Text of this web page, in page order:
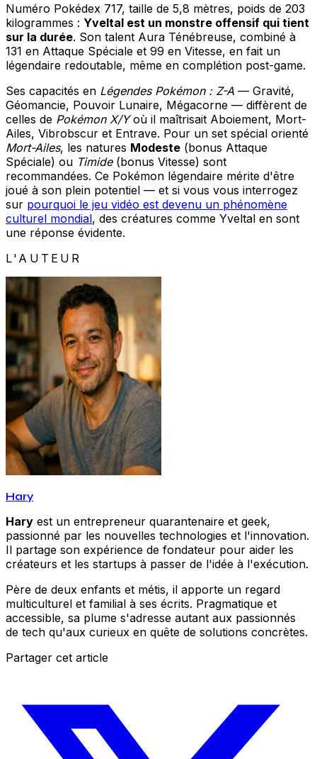
Numéro Pokédex 717, taille de 5,8 mètres, poids de 203
kilogrammes : Yveltal est un monstre offensif qui tient
sur la durée. Son talent Aura Ténébreuse, combiné à
131 en Attaque Spéciale et 99 en Vitesse, en fait un
légendaire redoutable, même en complétion post-game.
Ses capacités en Légendes Pokémon : Z-A — Gravité,
Géomancie, Pouvoir Lunaire, Mégacorne — diffèrent de
celles de Pokémon X/Yoù il maîtrisait Aboiement, Mort-
Ailes, Vibrobscur et Entrave. Pour un set spécial orienté
Mort-Ailes, les natures Modeste (bonus Attaque
Spéciale) ou Timide(bonus Vitesse) sont
recommandées. Ce Pokémon légendaire mérite d'être
joué à son plein potentiel — et si vous vous interrogez
sur pourquoi le jeu vidéo est devenu un phénomène
culturel mondial, des créatures comme Yveltal en sont
une réponse évidente.
L'AUTEUR
Hary
Hary est un entrepreneur quarantenaire et geek,
passionné par les nouvelles technologies et l'innovation.
Il partage son expérience de fondateur pour aider les
créateurs et les startups à passer de l'idée à l'exécution.
Père de deux enfants et métis, il apporte un regard
multiculturel et familial à ses écrits. Pragmatique et
accessible, sa plume s'adresse autant aux passionnés
de tech qu'aux curieux en quête de solutions concrètes.
Partager cet article